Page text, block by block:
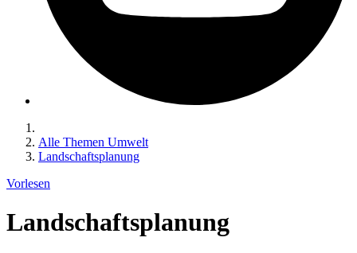
Alle Themen Umwelt
Landschaftsplanung
Vorlesen
Landschaftsplanung